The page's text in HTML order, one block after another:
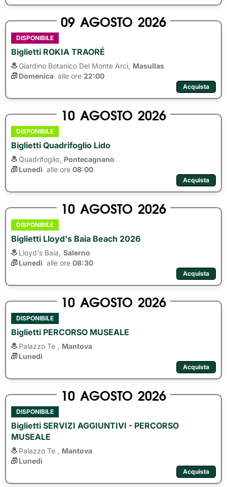
09 AGOSTO 2026
DISPONIBILE
Biglietti ROKIA TRAORÉ
Giardino Botanico Del Monte Arci, Masullas
Domenica alle ore 22:00
Acquista
10 AGOSTO 2026
DISPONIBILE
Biglietti Quadrifoglio Lido
Quadrifoglio, Pontecagnano
Lunedì alle ore 08:00
Acquista
10 AGOSTO 2026
DISPONIBILE
Biglietti Lloyd's Baia Beach 2026
Lloyd's Baia, Salerno
Lunedì alle ore 08:30
Acquista
10 AGOSTO 2026
DISPONIBILE
Biglietti PERCORSO MUSEALE
Palazzo Te ,
Mantova
Lunedì
Acquista
10 AGOSTO 2026
DISPONIBILE
Biglietti SERVIZI AGGIUNTIVI - PERCORSO
MUSEALE
Palazzo Te ,
Mantova
Lunedì
Acquista